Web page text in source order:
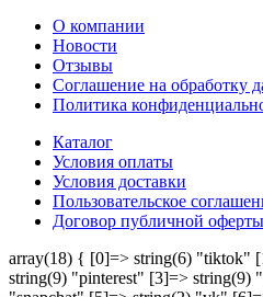
О компании
Новости
Отзывы
Соглашение на обработку
Политика
Каталог
Условия оплаты
Условия доставки
Пользовательское
Договор публичной оферты
array(18) { [0]=> string(6) "tiktok"
string(9) "pinterest" [3]=> string(9)